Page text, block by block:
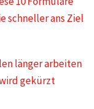
schneller ans Ziel
länger arbeiten
gekürzt